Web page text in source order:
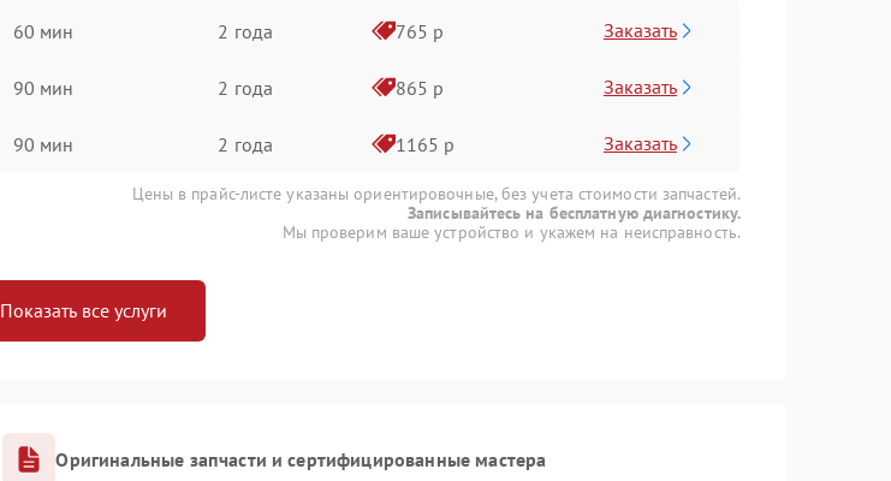
60 мин 2 года 765 р Заказать
90 мин 2 года 865 р Заказать
90 мин 2 года 1165 р Заказать
Цены в прайс-листе указаны ориентировочные, без учета стоимости запчастей.
Записывайтесь на бесплатную диагностику.
Мы проверим ваше устройство и укажем на неисправность.
Показать все услуги
Оригинальные запчасти и сертифицированные мастера